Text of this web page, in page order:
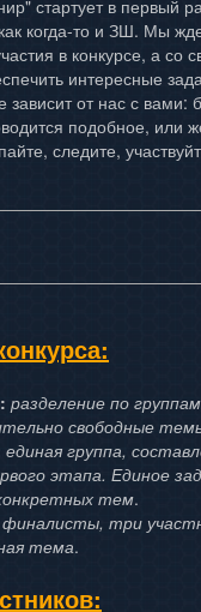
стартует в первый
когда-то и ЗШ. Мы
в конкурсе, а со
интересные
зависит от нас с вами:
подобное, или
следите,
разделение по
свободные
единая группа,
этапа. Единое
тем.
финалисты, три
тема.